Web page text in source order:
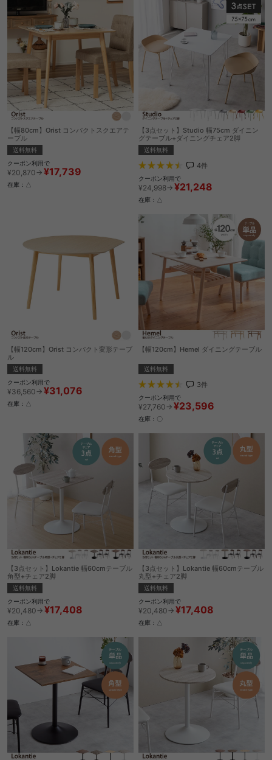
【幅80cm】Orist コンパクトスクエアテ
ーブル
送料無料
クーポン利用で
¥20,870→ ¥17,739
在庫：△
【3点セット】Studio 幅75cm ダイニン
グテーブル+ダイニングチェア2脚
送料無料
4件
クーポン利用で
¥24,998→ ¥21,248
在庫：△
【幅120cm】Orist コンパクト変形テーブ
ル
送料無料
クーポン利用で
¥36,560→ ¥31,076
在庫：△
【幅120cm】Hemel ダイニングテーブル
送料無料
3件
クーポン利用で
¥27,760→ ¥23,596
在庫：〇
【3点セット】Lokantie 幅60cmテーブル
角型+チェア2脚
送料無料
クーポン利用で
¥20,480→ ¥17,408
在庫：△
【3点セット】Lokantie 幅60cmテーブル
丸型+チェア2脚
送料無料
クーポン利用で
¥20,480→ ¥17,408
在庫：△